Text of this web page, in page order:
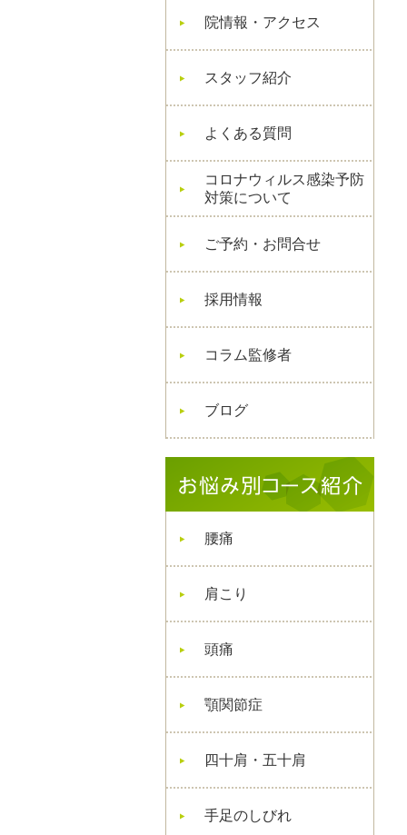
院情報・アクセス
スタッフ紹介
よくある質問
コロナウィルス感染予防
対策について
ご予約・お問合せ
採用情報
コラム監修者
ブログ
腰痛
肩こり
頭痛
顎関節症
四十肩・五十肩
手足のしびれ